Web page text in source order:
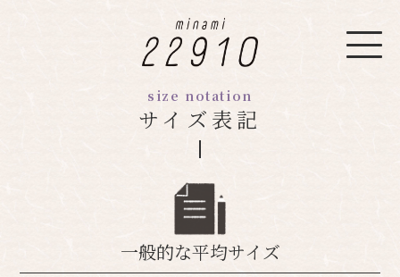
size notation
サイズ表記
一般的な平均サイズ